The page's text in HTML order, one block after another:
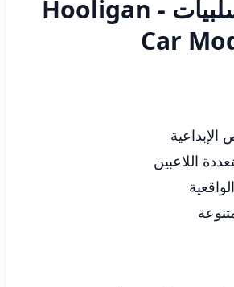
إيجابيات وسلبيات Hooligan -
Car
اللاعبين